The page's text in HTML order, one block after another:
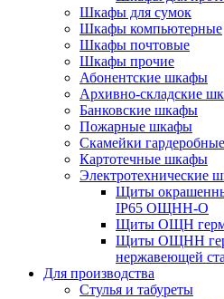
Шкафы для сумок
Шкафы компьютерные
Шкафы почтовые
Шкафы прочие
Абонентские шкафы
Архивно-складские
Банковские шкафы
Пожарные шкафы
Скамейки
Картотечные шкафы
Электротехнические
Щиты
IP65 ОЩНН-О
Щиты ОЩН
Щиты ОЩНН
нержавеющей
Для производства
Стулья и табуреты